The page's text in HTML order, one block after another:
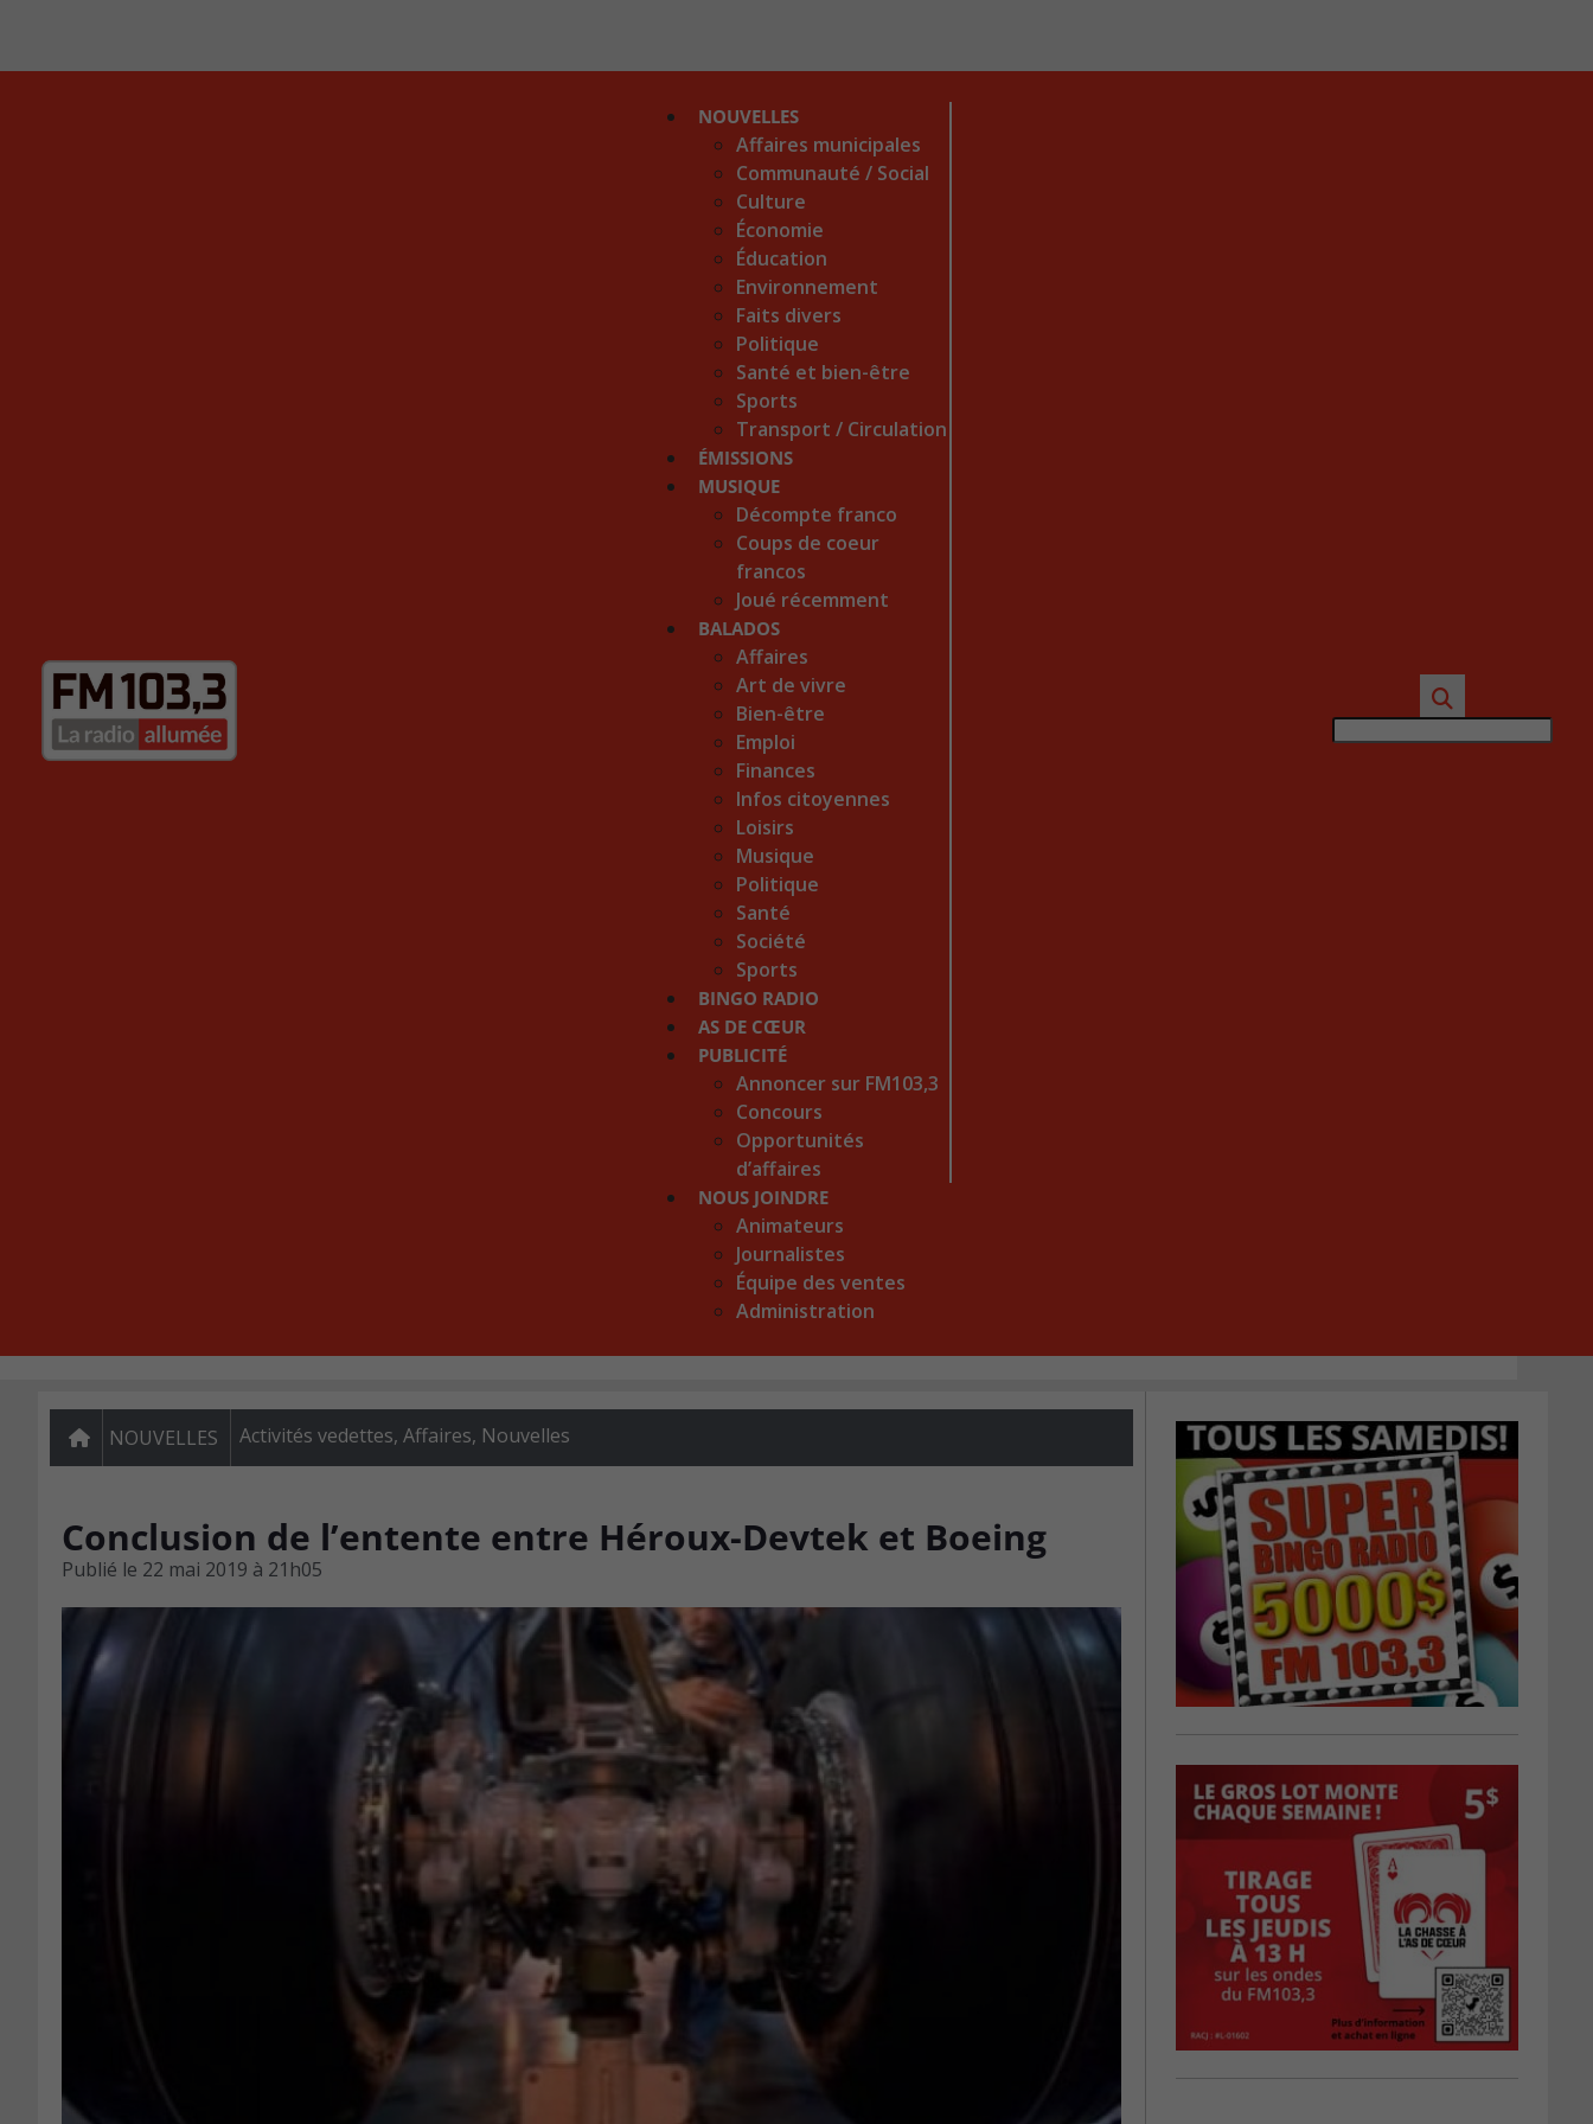
NOUVELLES
Affaires municipales
Communauté / Social
Culture
Économie
Éducation
Environnement
Faits divers
Politique
Santé et bien-être
Sports
Transport / Circulation
ÉMISSIONS
MUSIQUE
Décompte franco
Coups de coeur
francos
Joué récemment
BALADOS
Affaires
Art de vivre
Bien-être
Emploi
Finances
Infos citoyennes
Loisirs
Musique
Politique
Santé
Société
Sports
BINGO RADIO
AS DE CŒUR
PUBLICITÉ
Annoncer sur FM103,3
Concours
Opportunités
d’affaires
NOUS JOINDRE
Animateurs
Journalistes
Équipe des ventes
Administration
NOUVELLES Activités vedettes, Affaires, Nouvelles
Conclusion de l’entente entre Héroux-Devtek et Boeing
Publié le 22 mai 2019 à 21h05